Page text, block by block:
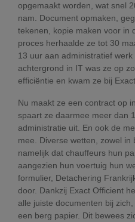
opgemaakt worden, wat snel
nam. Document opmaken,
tekenen, kopie maken voor in
proces herhaalde ze tot 30
13 uur aan administratief
achtergrond in IT was ze op
efficiëntie en kwam ze bij
Nu maakt ze een contract op
spaart ze daarmee meer dan
administratie uit. En ook de
mee. Diverse wetten, zowel
namelijk dat chauffeurs hun
aangezien hun voertuig hun
formulier, Detachering
door. Dankzij Exact Officient
alle juiste documenten bij
een berg papier. Dit bewees